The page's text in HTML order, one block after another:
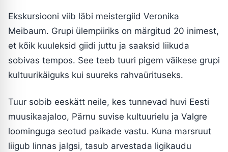
Ekskursiooni viib läbi meistergiid Veronika
Meibaum. Grupi ülempiiriks on märgitud 20 inimest,
et kõik kuuleksid giidi juttu ja saaksid liikuda
sobivas tempos. See teeb tuuri pigem väikese grupi
kultuurikäiguks kui suureks rahvaürituseks.
Tuur sobib eeskätt neile, kes tunnevad huvi Eesti
muusikaajaloo, Pärnu suvise kultuurielu ja Valgre
loominguga seotud paikade vastu. Kuna marsruut
liigub linnas jalgsi, tasub arvestada ligikaudu